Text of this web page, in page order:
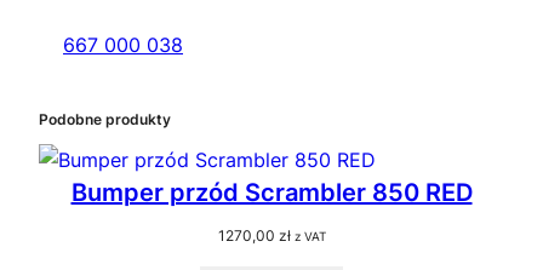
667 000 038
Podobne produkty
Bumper przód Scrambler 850 RED
1270,00 zł z VAT